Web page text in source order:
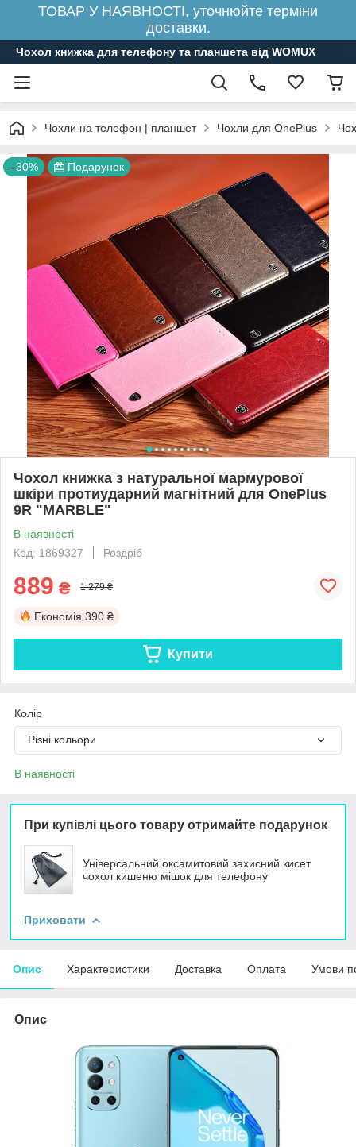
ТОВАР У НАЯВНОСТІ, уточнюйте терміни
доставки.
Чохол книжка для телефону та планшета від WOMUX
Чохли на телефон | планшет Чохли для OnePlus
–30% Подарунок
Чохол книжка з натуральної мармурової
шкіри протиударний магнітний для OnePlus
9R "MARBLE"
В наявності
Код: 1869327
Роздріб
889 ₴ 1 279 ₴
Економія 390 ₴
Купити
Колір
Різні кольори
В наявності
При купівлі цього товару отримайте подарунок
Універсальний оксамитовий захисний кисет
чохол кишеню мішок для телефону
Приховати
Опис Характеристики Доставка Оплата Умови
Опис